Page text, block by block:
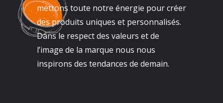
mettons toute notre énergie pour créer
des produits uniques et personnalisés.
Dans le respect des valeurs et de
l’image de la marque nous nous
inspirons des tendances de demain.